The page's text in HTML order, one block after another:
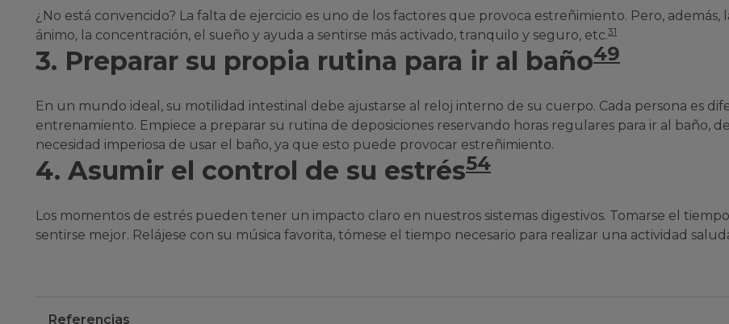
¿No está convencido? La falta de ejercicio es uno de los factores que provoca estreñimiento. Pero,
ánimo, la concentración, el sueño y ayuda a sentirse más activado, tranquilo y seguro, etc.31
3. Preparar su propia rutina para ir al baño49
En un mundo ideal, su motilidad intestinal debe ajustarse al reloj interno de su cuerpo. Cada persona es
entrenamiento. Empiece a preparar su rutina de deposiciones reservando horas regulares para ir al baño,
necesidad imperiosa de usar el baño, ya que esto puede provocar estreñimiento.
4. Asumir el control de su estrés54
Los momentos de estrés pueden tener un impacto claro en nuestros sistemas digestivos. Tomarse el
sentirse mejor. Relájese con su música favorita, tómese el tiempo necesario para realizar una actividad
Referencias